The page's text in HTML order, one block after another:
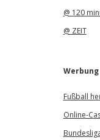
@ 120
@ ZEIT
Werbung
Fußball
Online-